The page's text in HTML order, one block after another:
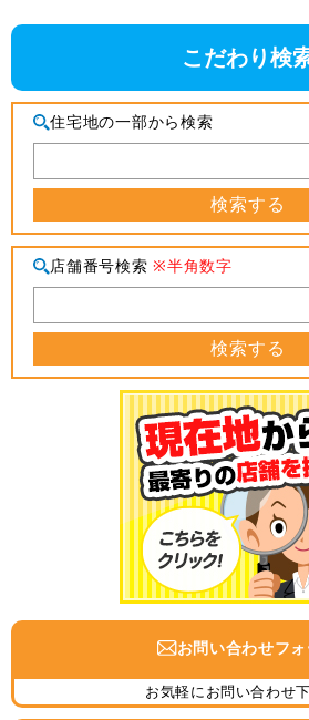
こだわり検
住宅地の一部から検索
検索する
店舗番号検索※半角数字
検索する
お問い合わせフ
お気軽にお問い合わせ下